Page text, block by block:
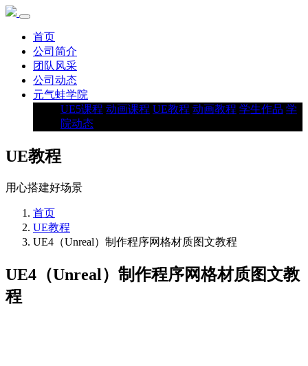
首页
公司简介
团队风采
公司动态
元气蛙学院
UE5课程 动画课程 UE教程 动画教程 学生作品 学
院动态
UE教程
用心搭建好场景
首页
UE教程
UE4（Unreal）制作程序网格材质图文教程
UE4（Unreal）制作程序网格材质图文教
程